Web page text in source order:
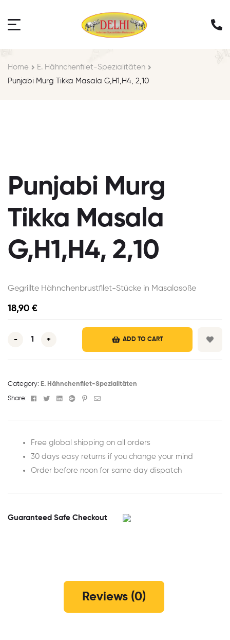
Home
E. Hähnchenfilet-Spezialitäten
Punjabi Murg Tikka Masala G,H1,H4, 2,10
Punjabi Murg
Tikka Masala
G,H1,H4, 2,10
Gegrillte Hähnchenbrustfilet-Stücke in Masalasoße
18,90 €
- + ADD TO CART
Category: E. Hähnchenfilet-Spezialitäten
Share: Facebook
TwitterLinkedinGoogle+Pinterest
Email
Free global shipping on all orders
30 days easy returns if you change your mind
Order before noon for same day dispatch
Guaranteed Safe Checkout
Reviews (0)